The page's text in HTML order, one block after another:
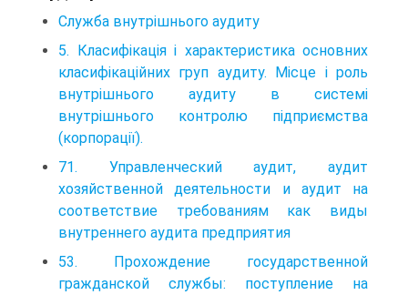
Служба внутрішнього аудиту
5. Класифікація і характеристика основних
класифікаційних груп аудиту. Місце і роль
внутрішнього аудиту в системі
внутрішнього контролю підприємства
(корпорації).
71. Управленческий аудит, аудит
хозяйственной деятельности и аудит на
соответствие требованиям как виды
внутреннего аудита предприятия
53. Прохождение государственной
гражданской службы: поступление на